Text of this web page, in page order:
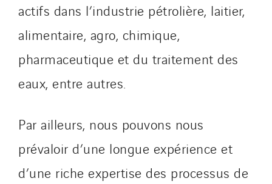
actifs dans l’industrie pétrolière, laitier,
alimentaire, agro, chimique,
pharmaceutique et du traitement des
eaux, entre autres.
Par ailleurs, nous pouvons nous
prévaloir d’une longue expérience et
d’une riche expertise des processus de